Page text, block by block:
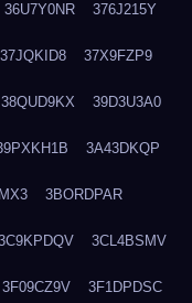
36U7Y0NR 376J215Y
37JQKID8 37X9FZP9
38QUD9KX 39D3U3A0
3A43DKQP
3BORDPAR
3CL4BSMV
3F09CZ9V 3F1DPDSC